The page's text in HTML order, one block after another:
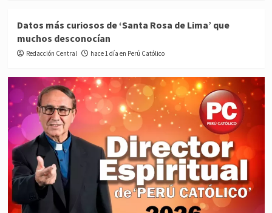
Datos más curiosos de ‘Santa Rosa de Lima’ que
muchos desconocían
Redacción Central hace 1 día en Perú Católico